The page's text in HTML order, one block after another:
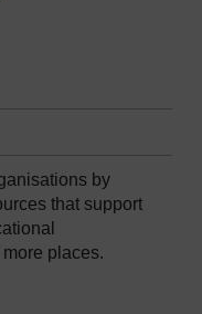
by
that support
places.